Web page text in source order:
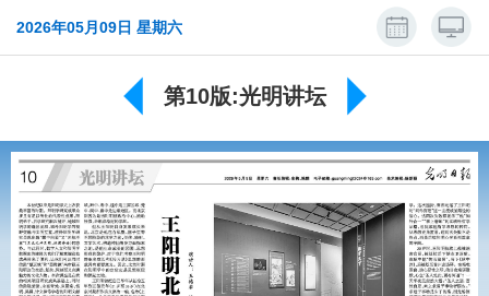
2026年05月09日 星期六
第10版:光明讲坛